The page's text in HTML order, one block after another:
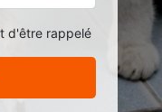
d'être rappelé